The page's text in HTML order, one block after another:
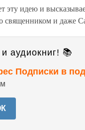
эту идею и
священником и даже
аудиокниг! 📚
Подписки в